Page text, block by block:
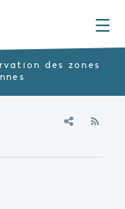
des zones